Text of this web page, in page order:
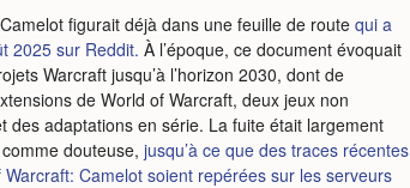
figurait déjà dans une feuille de route qui a
2025 sur Reddit. À l’époque, ce document évoquait
Warcraft jusqu’à l’horizon 2030, dont de
de World of Warcraft, deux jeux non
des adaptations en série. La fuite était largement
douteuse, jusqu’à ce que des traces récentes
Warcraft: Camelot soient repérées sur les serveurs